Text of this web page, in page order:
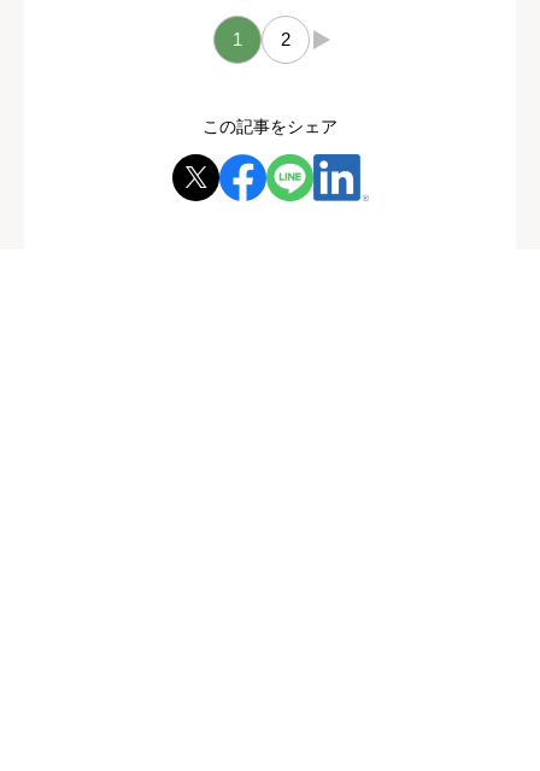
1 2 →
この記事をシェア